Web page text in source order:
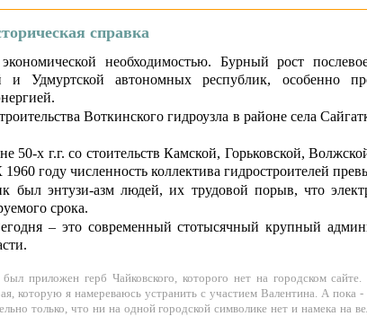
справка
необходимостью. Бурный рост
и Удмуртской автономных республик, особенно
Воткинского гидроузла в районе села
50-х г.г. со стоительств Камской, Горьковской,
году численность коллектива гидростроителей
энтузи-азм людей, их трудовой порыв, что
срока.
– это современный стотысячный крупный
приложен герб Чайковского, которого нет на городском сайте.
которую я намереваюсь устранить с участием Валентина. А пока
только, что ни на одной городской символике нет и намека на